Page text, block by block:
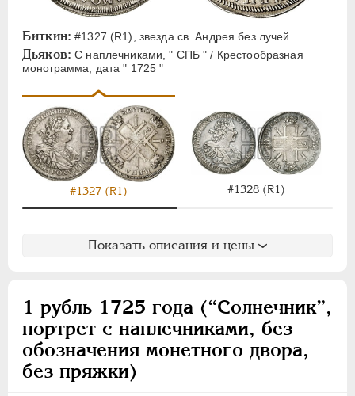
Биткин: #1327 (R1), звезда св. Андрея без лучей
Дьяков: С наплечниками, " СПБ " / Крестообразная
монограмма, дата " 1725 "
#1327 (R1) #1328 (R1)
Показать описания и цены
1 рубль 1725 года (“Солнечник”,
портрет с наплечниками, без
обозначения монетного двора,
без пряжки)